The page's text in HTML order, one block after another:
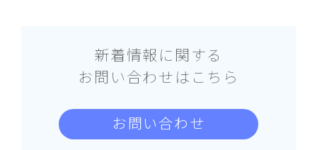
新着情報に関する
お問い合わせはこちら
お問い合わせ